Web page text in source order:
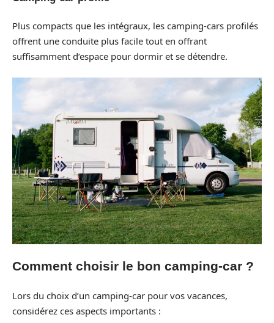
Plus compacts que les intégraux, les camping-cars profilés
offrent une conduite plus facile tout en offrant
suffisamment d’espace pour dormir et se détendre.
Comment choisir le bon camping-car ?
Lors du choix d’un camping-car pour vos vacances,
considérez ces aspects importants :